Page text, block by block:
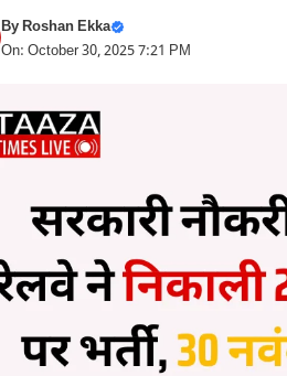
ByRoshan Ekka
On: October 30, 2025 7:21 PM